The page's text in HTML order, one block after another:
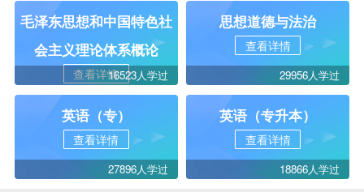
毛泽东思想和中国特色社
会主义理论体系概论
查看详情16523人学过
思想道德与法治
查看详情
29956人学过
英语（专）
查看详情
27896人学过
英语（专升本）
查看详情
18866人学过